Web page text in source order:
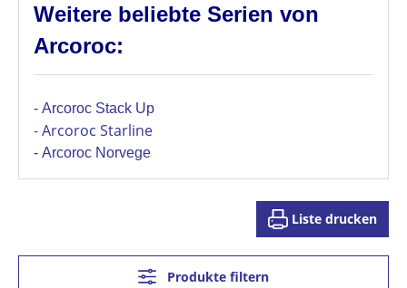
Weitere beliebte Serien von
Arcoroc:
- Arcoroc Stack Up
-Arcoroc Starline
- Arcoroc Norvege
Liste drucken
Produkte filtern